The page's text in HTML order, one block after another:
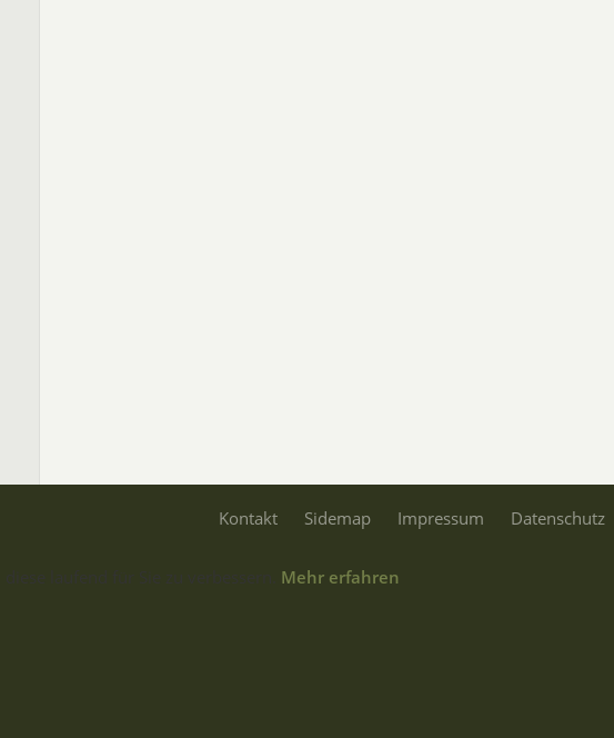
Kontakt Sidemap Impressum Datenschutz
Mehr erfahren